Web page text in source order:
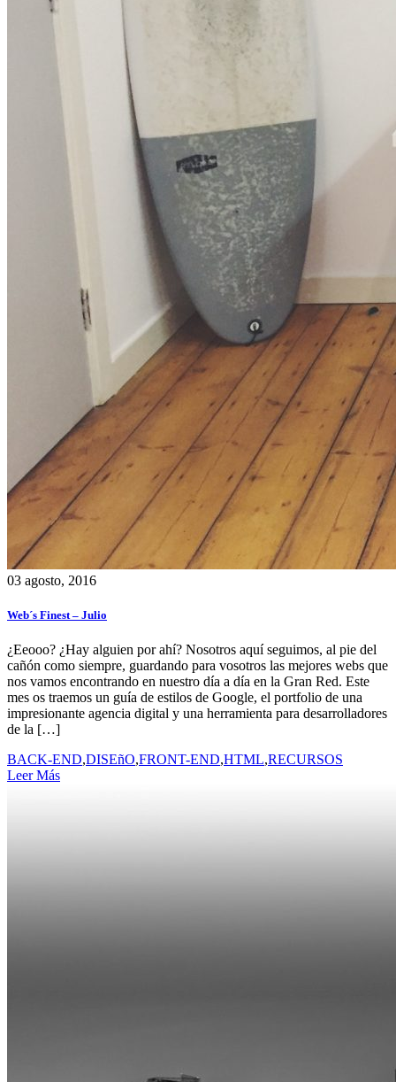
03 agosto, 2016
Web´s Finest – Julio
¿Eeooo? ¿Hay alguien por ahí? Nosotros aquí seguimos, al pie del
cañón como siempre, guardando para vosotros las mejores webs que
nos vamos encontrando en nuestro día a día en la Gran Red. Este
mes os traemos un guía de estilos de Google, el portfolio de una
impresionante agencia digital y una herramienta para desarrolladores
de la […]
BACK-END,DISEñO,FRONT-END,HTML,RECURSOS
Leer Más